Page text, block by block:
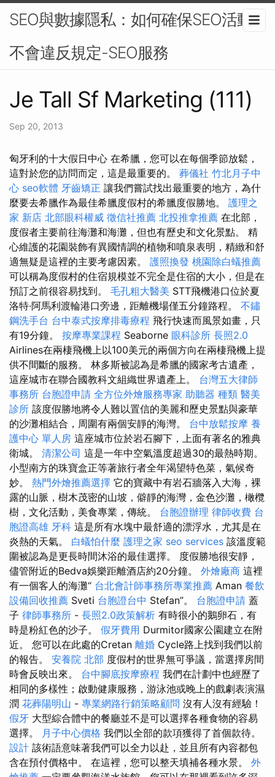
SEO與數據隱私：如何確保SEO活動
不會違反規定-SEO服務
Je Tall Sf Marketing (111)
Sep 20, 2013
匈牙利的十大假日中心 在希臘，您可以在每個季節放鬆，
這對於您的訪問而定，這是最重要的。 葬儀社 竹北月子中
心 seo軟體 牙齒矯正 讓我們嘗試找出最重要的地方，為什
麼要去希臘作為最佳希臘度假村的希臘度假勝地。 護理之
家 新店 北部眼科權威 徵信社推薦 北投推拿推薦 在北部，
度假者主要前往海灘和海灘，但也有歷史和文化景點。 精
心維護的花園裝飾有異國情調的植物和噴泉表明，精緻和舒
適無疑是這裡的主要考慮因素。 護照換發 桃園除白蟻推薦
可以稱為度假村的住宿規模並不完全是住宿的大小，但是在
預訂之前很容易找到。 毛孔粗大醫美 STT飛機港口位於夏
洛特·阿馬利渡輪港口旁邊，距離機場僅五分鐘路程。 不鏽
鋼洗手台 台中泰式按摩排毒療程 飛行快速而風景如畫，只
有19分鐘。 按摩專業課程 Seaborne 眼科診所 長照2.0
Airlines在兩棲飛機上以100美元的兩個方向在兩棲飛機上提
供不間斷的服務。 林多斯被認為是希臘的國家考古遺產，
這座城市在聯合國教科文組織世界遺產上。 台灣五大律師
事務所 台胞證申請 全方位外燴服務專家 助聽器 種類 醫美
診所 該度假勝地將令人難以置信的美麗和歷史景點與豪華
的沙灘相結合，周圍有兩個安靜的海灣。 台中放鬆按摩 養
護中心 單人房 這座城市位於岩石腳下，上面有著名的雅典
衛城。 清潔公司 這是一年中空氣溫度超過30的最熱時期。
小型南方的珠寶盒正等著旅行者全年渴望特色菜，氣候奇
妙。 熱門外燴推薦選擇 它的寶藏中有岩石牆落入大海，裸
露的山脈，樹木茂密的山坡，僻靜的海灣，金色沙灘，橄欖
樹，文化活動，美食專業，傳統。 台胞證辦理 律師收費 台
胞證高雄 牙科 這是所有水塊中最舒適的漂浮水，尤其是在
炎熱的天氣。 白蟻怕什麼 護理之家 seo services 該溫度範
圍被認為是更長時間沐浴的最佳選擇。 度假勝地很安靜，
儘管附近的Bedva娛樂距離酒店約20分鐘。 外燴廠商 這裡
有一個客人的海灘“ 台北會計師事務所專業推薦 Aman 餐飲
設備回收推薦 Sveti 台胞證台中 Stefan”。 台胞證申請 蓋
子 律師事務所 - 長照2.0政策解析 有時很小的鵝卵石，有
時是粉紅色的沙子。 假牙費用 Durmitor國家公園建立在附
近。 您可以在此處的Cretan 離婚 Cycle路上找到我們以前
的報告。 安養院 北部 度假村的世界無可爭議，當選擇房間
時會反映出來。 台中腳底按摩療程 我們在計劃中也經歷了
相同的多樣性；啟動健康服務，游泳池或晚上的戲劇表演濕
潤 花葬陽明山 - 專業網路行銷策略顧問 沒有人沒有經驗！
假牙 大型綜合體中的餐廳並不是可以選擇各種食物的容易
選擇。 月子中心價格 我們以全部的款項獲得了首個款待。
設計 該術語意味著我們可以全力以赴，並且所有內容都包
含在預付價格中。 在這裡，您可以整天填補各種水景。 外